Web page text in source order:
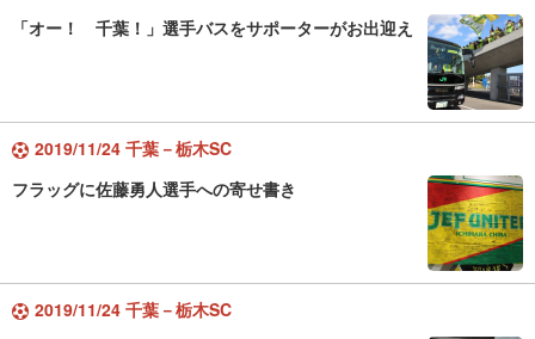
「オー！ 千葉！」選手バスをサポーターがお出迎え
2019/11/24 千葉－栃木SC
フラッグに佐藤勇人選手への寄せ書き
2019/11/24 千葉－栃木SC